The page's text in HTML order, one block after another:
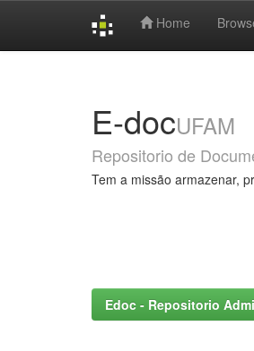
Home
E-docUFAM
Repositorio de
Tem a missão armazenar,
Edoc - Repositorio